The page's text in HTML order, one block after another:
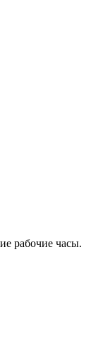
рабочие часы.